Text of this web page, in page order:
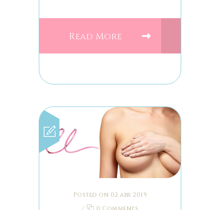
Read More
Posted on 02 abr 2019
/
0 Comments